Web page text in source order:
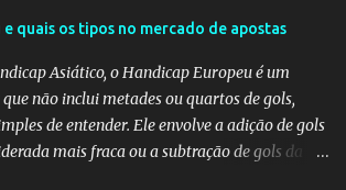
quais os tipos no mercado de apostas
Asiático, o Handicap Europeu é um
não inclui metades ou quartos de gols,
de entender. Ele envolve a adição de gols
mais fraca ou a subtração de gols da